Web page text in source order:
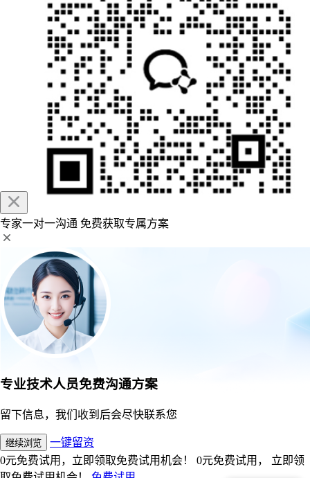
专家一对一沟通 免费获取专属方案
专业技术人员免费沟通方案
留下信息，我们收到后会尽快联系您
继续浏览
一键留资
0元免费试用，立即领取免费试用机会！
0元免费试用， 立即领